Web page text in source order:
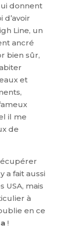
donnent
Line, un
ancré
bien sûr,
et
il me
de
a fait aussi
USA, mais
à
en ce
!